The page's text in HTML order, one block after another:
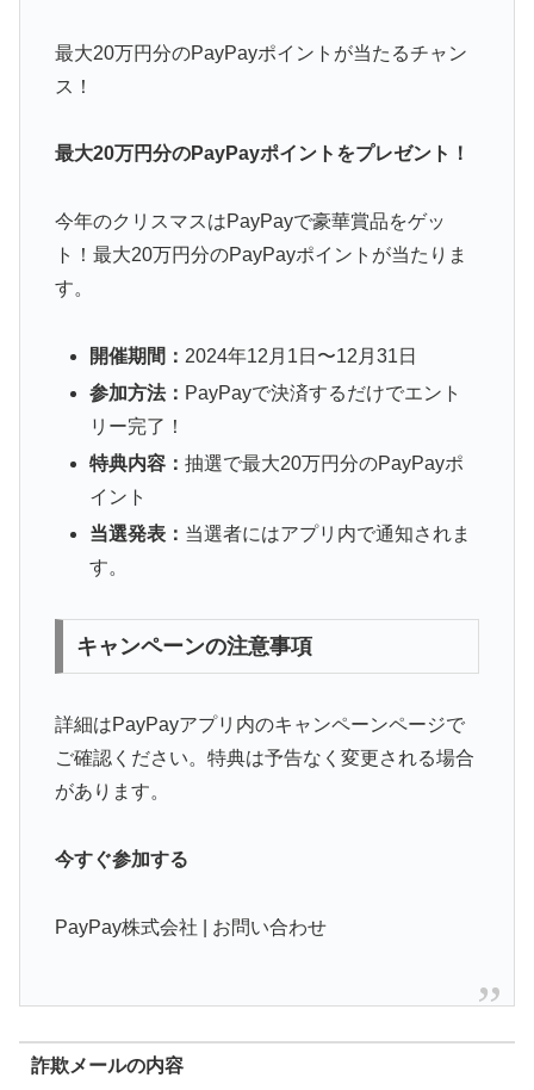
最大20万円分のPayPayポイントが当たるチャン
ス！
最大20万円分のPayPayポイントをプレゼント！
今年のクリスマスはPayPayで豪華賞品をゲッ
ト！最大20万円分のPayPayポイントが当たりま
す。
開催期間： 2024年12月1日〜12月31日
参加方法： PayPayで決済するだけでエント
リー完了！
特典内容： 抽選で最大20万円分のPayPayポ
イント
当選発表： 当選者にはアプリ内で通知されま
す。
キャンペーンの注意事項
詳細はPayPayアプリ内のキャンペーンページで
ご確認ください。特典は予告なく変更される場合
があります。
今すぐ参加する
PayPay株式会社 | お問い合わせ
詐欺メールの内容